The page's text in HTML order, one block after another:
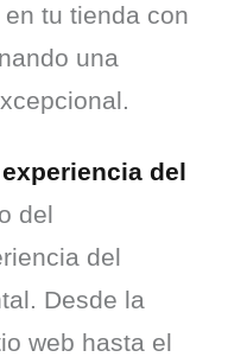
tu tienda con
una
del
del
del
Desde la
web hasta el